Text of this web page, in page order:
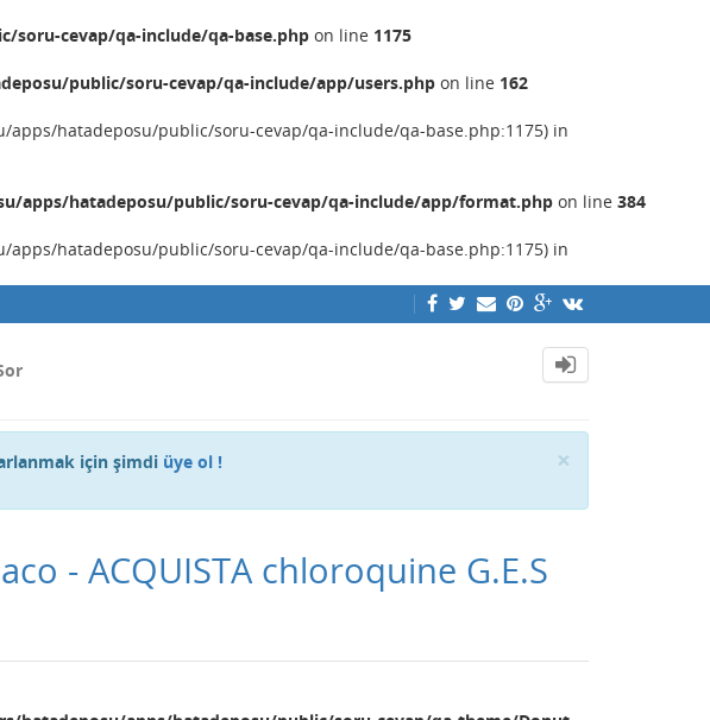
soru-cevap/qa-include/qa-base.php on line 1175
public/soru-cevap/qa-include/app/users.php on line 162
hatadeposu/public/soru-cevap/qa-include/qa-base.php:1175) in
apps/hatadeposu/public/soru-cevap/qa-include/app/format.php on line 384
hatadeposu/public/soru-cevap/qa-include/qa-base.php:1175) in
×
için şimdi üye ol !
- ACQUISTA chloroquine G.E.S